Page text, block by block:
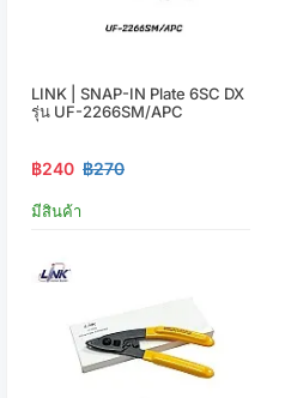
LINK | SNAP-IN Plate 6SC DX
รุ่น UF-2266SM/APC
฿240 ฿270
มีสินค้า